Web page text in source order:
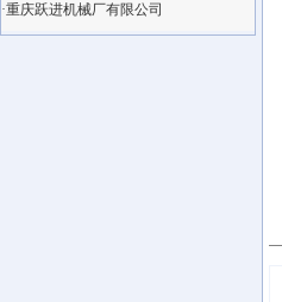
·重庆跃进机械厂有限公司